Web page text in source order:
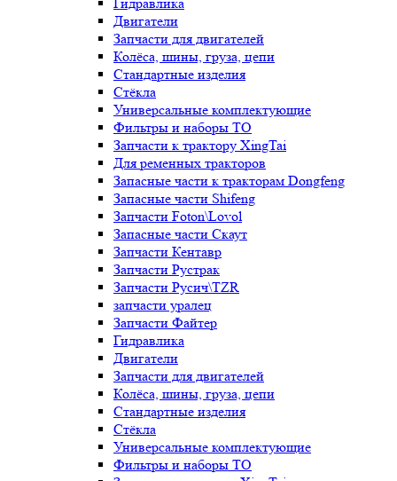
Двигатели
Запчасти для двигателей
Колёса, шины, груза, цепи
Стандартные изделия
Стёкла
Универсальные комплектующие
Фильтры и наборы ТО
Запчасти к трактору XingTai
Для ременных тракторов
Запасные части к тракторам Dongfeng
Запасные части Shifeng
Запчасти Foton\Lovol
Запасные части Скаут
Запчасти Кентавр
Запчасти Рустрак
Запчасти Русич\TZR
запчасти уралец
Запчасти Файтер
Гидравлика
Двигатели
Запчасти для двигателей
Колёса, шины, груза, цепи
Стандартные изделия
Стёкла
Универсальные комплектующие
Фильтры и наборы ТО